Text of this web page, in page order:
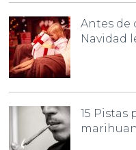
Antes de
Navidad
15 Pistas